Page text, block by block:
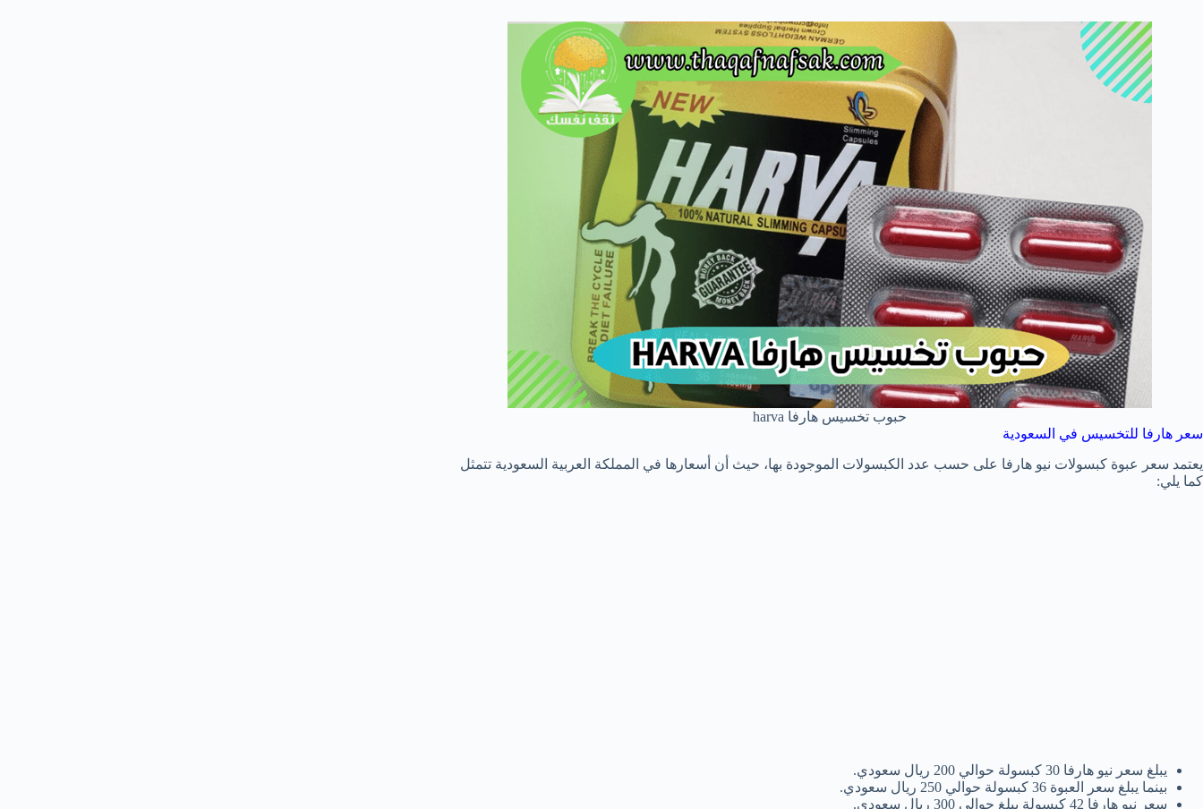
حبوب تخسيس هارفا harva
سعر هارفا للتخسيس في السعودية
يعتمد سعر عبوة كبسولات نيو هارفا على حسب عدد الكبسولات الموجودة بها، حيث أن أسعارها في المملكة العربية السعودية تتمثل
كما يلي:
يبلغ سعر نيو هارفا 30 كبسولة حوالي 200 ريال سعودي.
بينما يبلغ سعر العبوة 36 كبسولة حوالي 250 ريال سعودي.
سعر نيو هارفا 42 كبسولة يبلغ حوالي 300 ريال سعودي.